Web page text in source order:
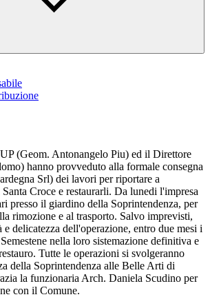
(Geom. Antonangelo Piu) ed il Direttore
hanno provveduto alla formale consegna
Srl) dei lavori per riportare a
Croce e restaurarli. Da lunedi l'impresa
presso il giardino della Soprintendenza, per
rimozione e al trasporto. Salvo imprevisti,
delicatezza dell'operazione, entro due mesi i
nella loro sistemazione definitiva e
Tutte le operazioni si svolgeranno
della Soprintendenza alle Belle Arti di
la funzionaria Arch. Daniela Scudino per
con il Comune.